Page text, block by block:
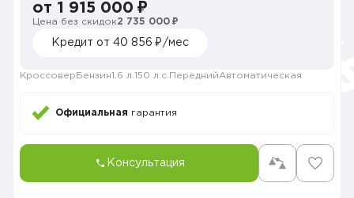
от 1 915 000 ₽
Цена без скидок2 735 000 ₽
Кредит от 40 856 ₽/мес
Кроссовер Бензин1.6 л. 150 л.с. ПереднийАвтоматическая
Официальная гарантия
Консультация